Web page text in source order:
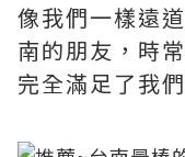
像我們一樣遠
南的朋友，時
完全滿足了我